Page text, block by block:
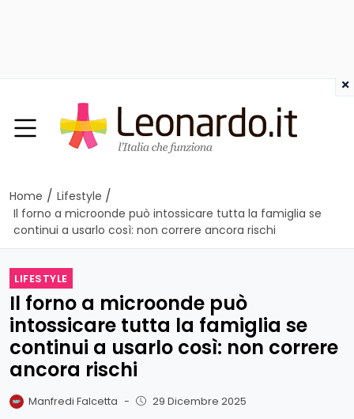
Home / Lifestyle /
Il forno a microonde può intossicare tutta la famiglia se
continui a usarlo così: non correre ancora rischi
LIFESTYLE
Il forno a microonde può
intossicare tutta la famiglia se
continui a usarlo così: non correre
ancora rischi
Manfredi Falcetta - 29 Dicembre 2025
×